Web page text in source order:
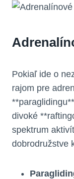
Pokiaľ​ ide o
rajom pre
divoké
spektrum
dobrodružstve